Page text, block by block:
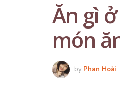
Ăn gì
món
by Phan Hoài